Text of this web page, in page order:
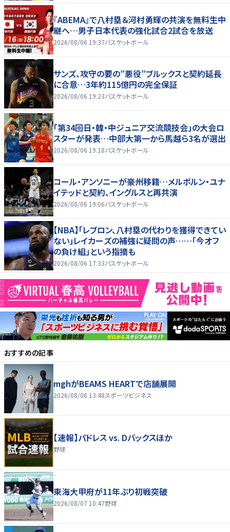
『ABEMA』で八村塁＆河村勇輝の共演を無料生中
継へ…男子日本代表の強化試合2試合を放送
2026/08/06 19:37バスケットボール
サンズ、攻守の要の”悪役”ブルックスと契約延長
に合意…3年約115億円の完全保証
2026/08/06 19:23バスケットボール
「第34回日・韓・中ジュニア交流競技会」の大会ロ
スターが発表…中部大第一から馬越ら3名が選出
2026/08/06 19:18バスケットボール
コール・アンソニーが豪州移籍…メルボルン・ユナ
イテッドと契約、イングルスと再共演
2026/08/06 19:06バスケットボール
【NBA】「レブロン、八村塁の代わりを獲得できてい
ない」レイカーズの補強に疑問の声……「今オフ
の負け組」という指摘も
2026/08/06 17:33バスケットボール
おすすめの記事
mghがBEAMS HEARTで店舗展開
2026/08/06 13:48スポーツビジネス
【速報】パドレス vs. Dバックスほか
野球
東海大甲府が11年ぶり初戦突破
2026/08/07 10:47野球